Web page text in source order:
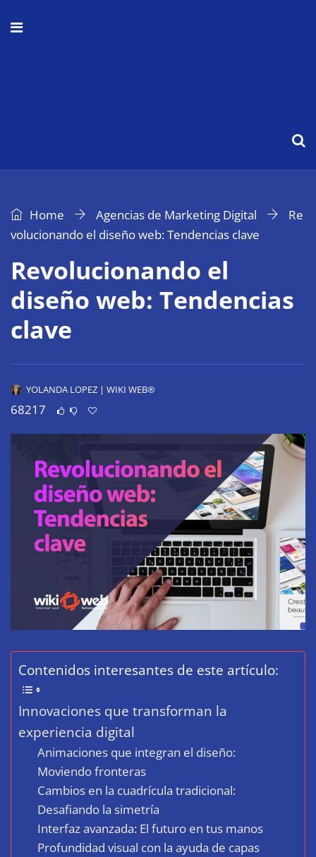
Home Agencias de Marketing Digital
Re
volucionando el diseño web: Tendencias clave
Revolucionando el
diseño web: Tendencias
clave
YOLANDA LOPEZ | WIKI WEB®
68217
Contenidos interesantes de este artículo:
Innovaciones que transforman la
experiencia digital
Animaciones que integran el diseño:
Moviendo fronteras
Cambios en la cuadrícula tradicional:
Desafiando la simetría
Interfaz avanzada: El futuro en tus manos
Profundidad visual con la ayuda de capas